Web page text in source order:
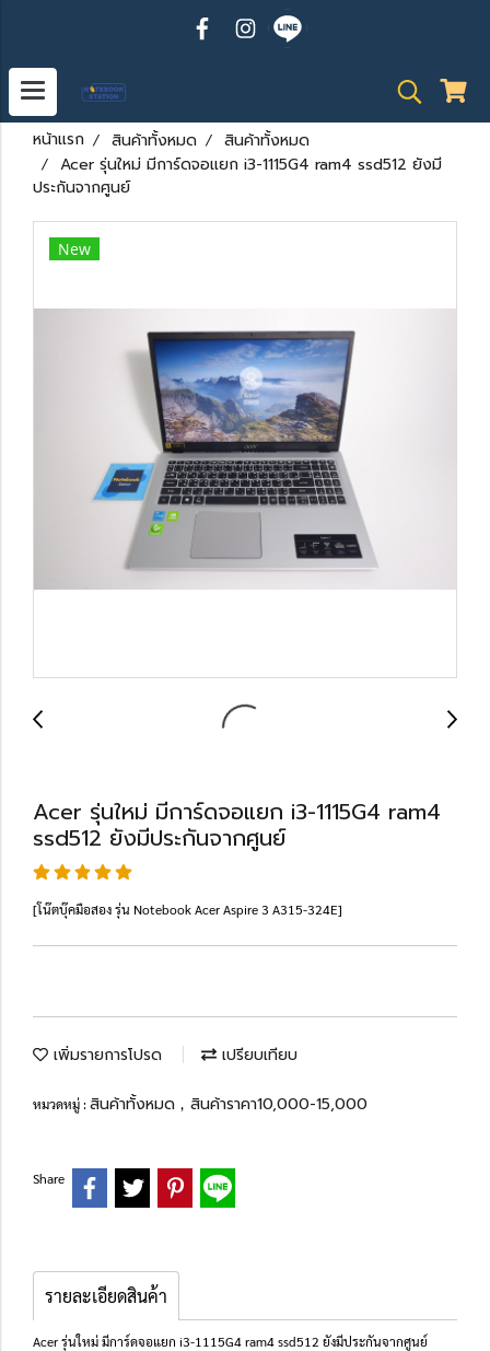
หน้าแรก สินค้าทั้งหมด
สินค้าทั้งหมด
Acer รุ่นใหม่ มีการ์ดจอแยก i3-1115G4 ram4 ssd512 ยังมี
ประกันจากศูนย์
New
Acer รุ่นใหม่ มีการ์ดจอแยก i3-1115G4 ram4
ssd512 ยังมีประกันจากศูนย์
[โน๊ตบุ๊คมือสอง รุ่น Notebook Acer Aspire 3 A315-324E]
เพิ่มรายการโปรด เปรียบเทียบ
หมวดหมู่ :สินค้าทั้งหมด , สินค้าราคา10,000-15,000
Share
รายละเอียดสินค้า
Acer รุ่นใหม่ มีการ์ดจอแยก i3-1115G4 ram4 ssd512 ยังมีประกันจากศูนย์